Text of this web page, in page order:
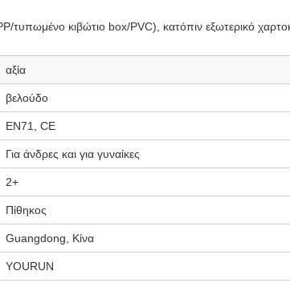
κιβώτιο box/PVC), κατόπιν εξωτερικό
αξία
βελούδο
EN71, CE
Για άνδρες και για γυναίκες
2+
Πίθηκος
Guangdong, Κίνα
YOURUN